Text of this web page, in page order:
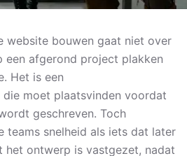
website bouwen gaat niet over
een afgerond project plakken
Het is een
moet plaatsvinden voordat
geschreven. Toch
teams snelheid als iets dat later
ontwerp is vastgezet, nadat